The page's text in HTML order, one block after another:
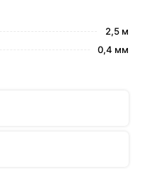
2,5 м
0,4 мм